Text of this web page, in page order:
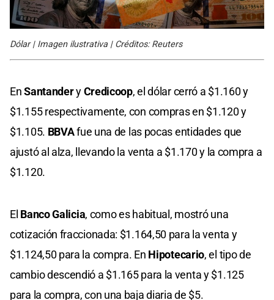
Dólar | Imagen ilustrativa | Créditos: Reuters
EnSantanderyCredicoop, el dólar cerró a $1.160 y
$1.155 respectivamente, con compras en $1.120 y
$1.105. BBVAfue una de las pocas entidades que
ajustó al alza, llevando la venta a $1.170 y la compra a
$1.120.
El Banco Galicia, como es habitual, mostró una
cotización fraccionada: $1.164,50 para la venta y
$1.124,50 para la compra. En Hipotecario, el tipo de
cambio descendió a $1.165 para la venta y $1.125
para la compra, con una baja diaria de $5.